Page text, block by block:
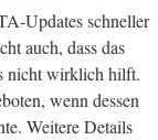
Updates schneller
auch, dass das
nicht wirklich hilft.
wenn dessen
Weitere Details